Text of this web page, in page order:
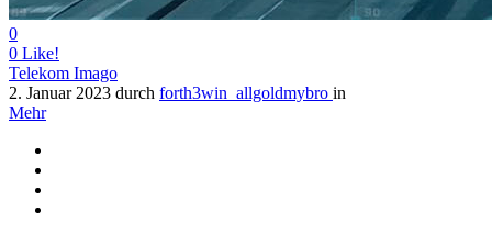
0
0 Like!
Telekom Imago
2. Januar 2023 durch forth3win_allgoldmybro in
Mehr